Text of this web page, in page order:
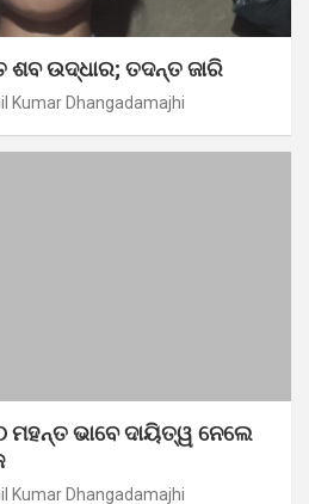
ଉଦ୍ଧାର; ତଦନ୍ତ ଜାରି
Kumar Dhangadamajhi
ମହନ୍ତ ଭାବେ ଦାୟିତ୍ୱ ନେଲେ
Kumar Dhangadamajhi